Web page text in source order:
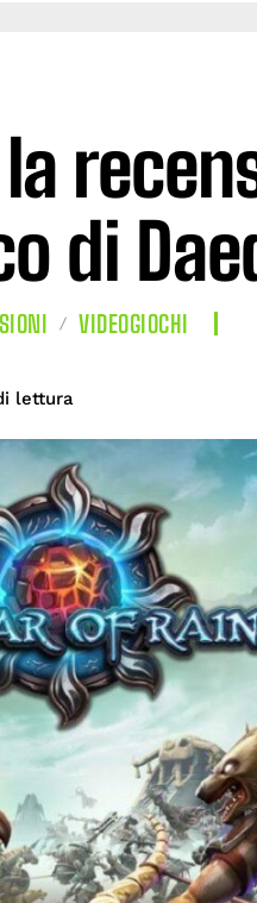
la
di
VIDEOGIOCHI
lettura